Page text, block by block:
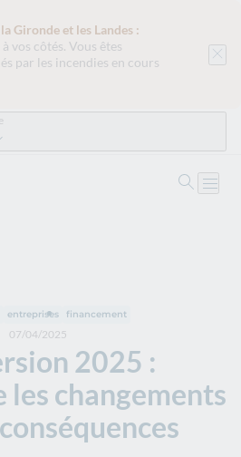
Gironde et les Landes :
à vos côtés. Vous êtes
par les incendies en cours
2025 :
les changements
07/04/2025
entreprises financement